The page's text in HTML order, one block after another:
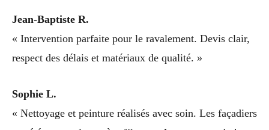
Jean-Baptiste R.
« Intervention parfaite pour le ravalement. Devis clair,
respect des délais et matériaux de qualité. »
Sophie L.
« Nettoyage et peinture réalisés avec soin. Les façadiers